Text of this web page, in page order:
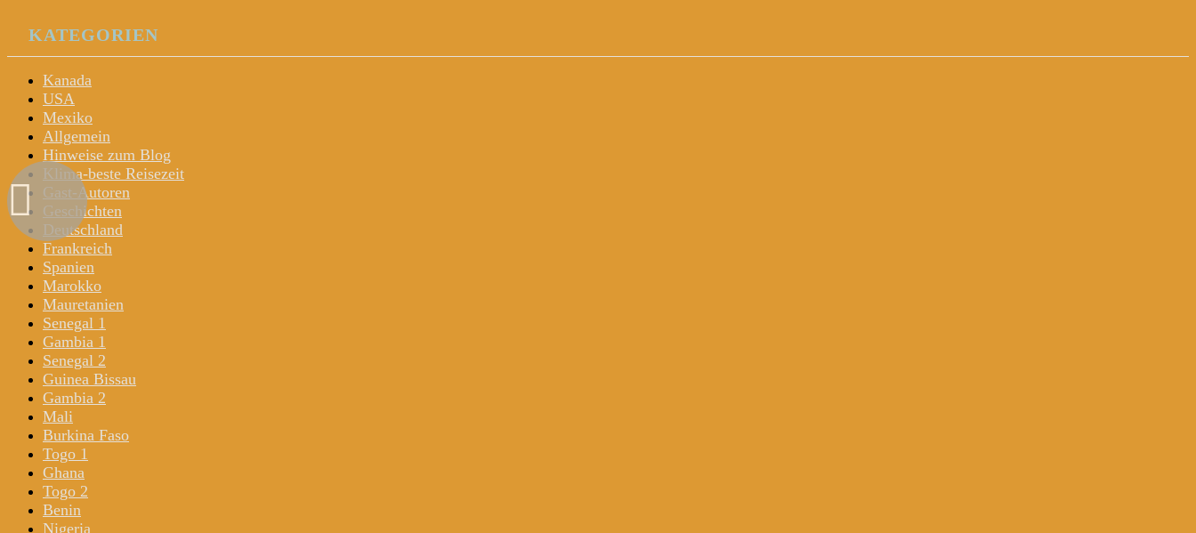
KATEGORIEN
Kanada
USA
Mexiko
Allgemein
Hinweise zum Blog
Klima-beste Reisezeit
Gast-Autoren
Geschichten
Deutschland
Frankreich
Spanien
Marokko
Mauretanien
Senegal 1
Gambia 1
Senegal 2
Guinea Bissau
Gambia 2
Mali
Burkina Faso
Togo 1
Ghana
Togo 2
Benin
Nigeria